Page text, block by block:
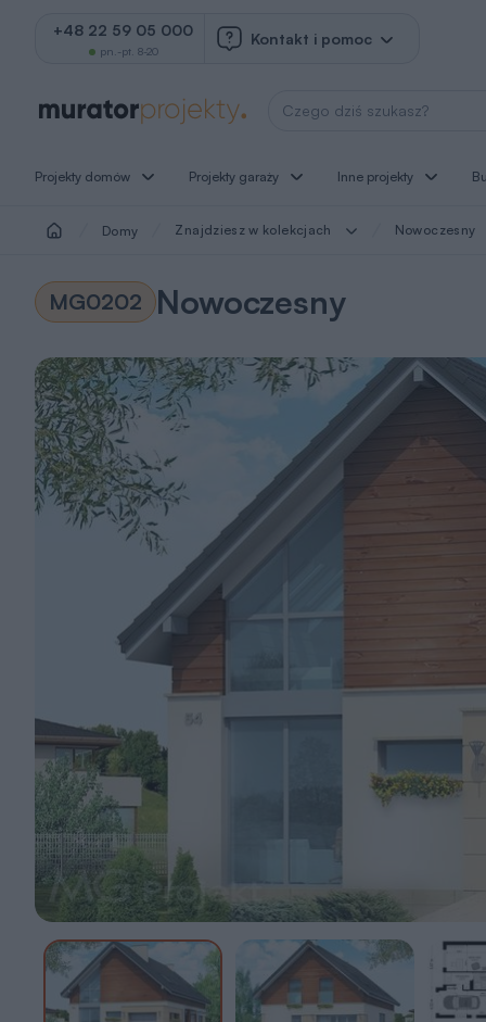
+48 22 59 05 000
pn.-pt. 8-20
Kontakt i pomoc
Wyszukaj projekt
Projekty domów Projekty garaży Inne projekty
Domy Znajdziesz w kolekcjach Nowoczesny
MG0202 Nowoczesny